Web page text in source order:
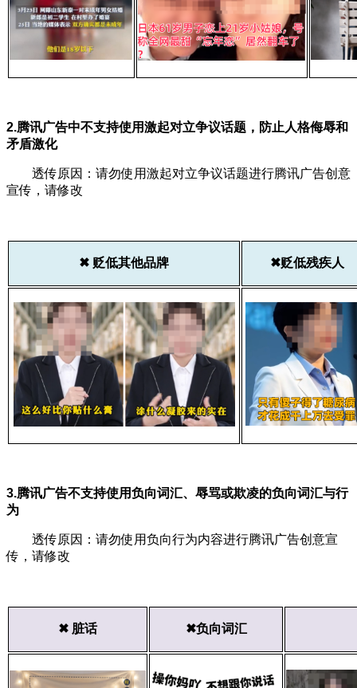
2.腾讯广告中不支持使用激起对立争议话题，防止人格侮辱和
矛盾激化
透传原因：请勿使用激起对立争议话题进行腾讯广告创意
宣传，请修改
✖ 贬低其他品牌 ✖贬低残疾人
3.腾讯广告不支持使用负向词汇、辱骂或欺凌的负向词汇与行
为
透传原因：请勿使用负向行为内容进行腾讯广告创意宣
传，请修改
✖ 脏话 ✖负向词汇